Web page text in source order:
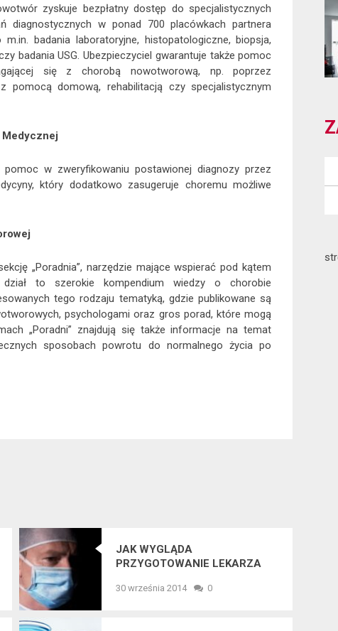
zyskuje bezpłatny dostęp do specjalistycznych
diagnostycznych w ponad 700 placówkach partnera
badania laboratoryjne, histopatologiczne, biopsja,
badania USG. Ubezpieczyciel gwarantuje także pomoc
się z chorobą nowotworową, np. poprzez
pomocą domową, rehabilitacją czy specjalistycznym
Medycznej
w zweryfikowaniu postawionej diagnozy przez
który dodatkowo zasugeruje choremu możliwe
„Poradnia”, narzędzie mające wspierać pod kątem
dział to szerokie kompendium wiedzy o chorobie
tego rodzaju tematyką, gdzie publikowane są
psychologami oraz gros porad, które mogą
„Poradni” znajdują się także informacje na temat
sposobach powrotu do normalnego życia po
JAK WYGLĄDA
PRZYGOTOWANIE LEKARZA
30 września 2014 0